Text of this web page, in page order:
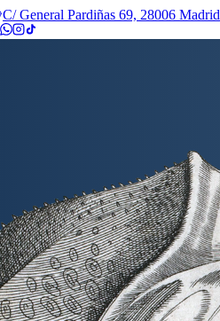
C/ General Pardiñas 69, 28006 Madrid